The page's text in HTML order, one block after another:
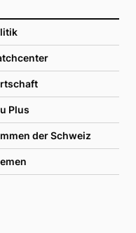
Plus
der Schweiz